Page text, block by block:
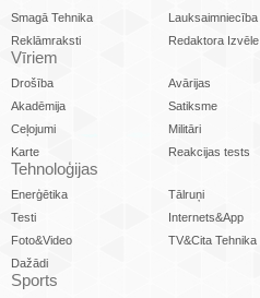
Smagā Tehnika
Lauksaimniecība
Reklāmraksti
Redaktora Izvēle
Vīriem
Drošība Avārijas
Akadēmija
Satiksme
Ceļojumi
Militāri
Karte
Reakcijas tests
Tehnoloģijas
Enerģētika Tālruņi
Testi
Internets&App
Foto&Video
TV&Cita Tehnika
Dažādi
Sports